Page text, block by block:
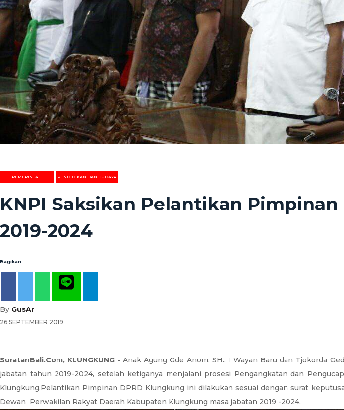
PEMERINTAH PENDIDIKAN DAN BUDAYA
KNPI Saksikan Pelantikan
2019-2024
Bagikan
By GusAr
26 SEPTEMBER 2019
SuratanBali.Com, KLUNGKUNG - Anak Agung Gde Anom, SH., I Wayan Baru dan Tjokorda
jabatan tahun 2019-2024, setelah ketiganya menjalani prosesi Pengangkatan dan
Klungkung.Pelantikan Pimpinan DPRD Klungkung ini dilakukan sesuai dengan surat
Dewan Perwakilan Rakyat Daerah Kabupaten Klungkung masa jabatan 2019 -2024.